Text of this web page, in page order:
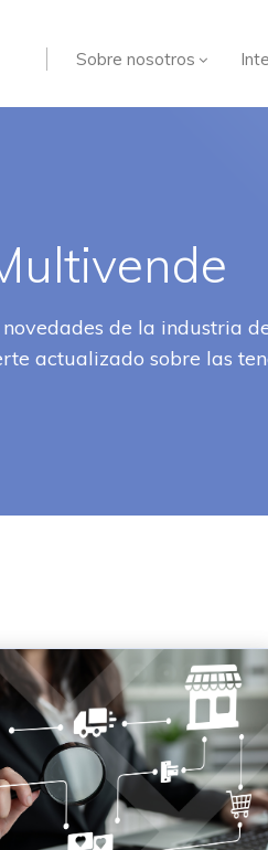
Sobre nosotros
de la industria
actualizado sobre las